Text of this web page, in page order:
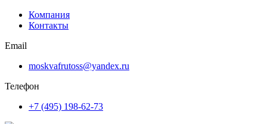
Компания
Контакты
Email
moskvafrutoss@yandex.ru
Телефон
+7 (495) 198-62-73